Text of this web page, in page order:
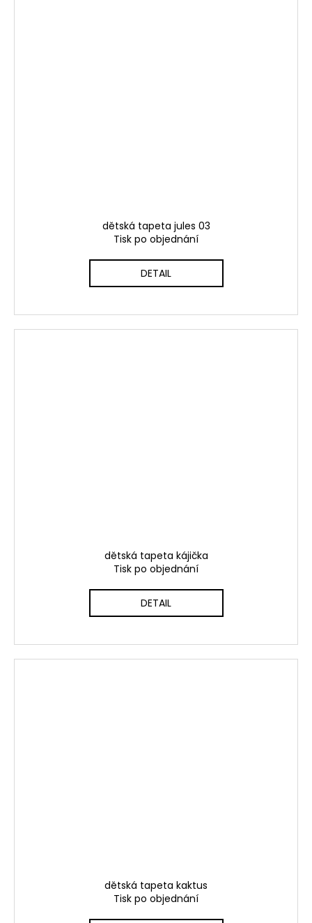
dětská tapeta jules 03
Tisk po objednání
DETAIL
dětská tapeta kájička
Tisk po objednání
DETAIL
dětská tapeta kaktus
Tisk po objednání